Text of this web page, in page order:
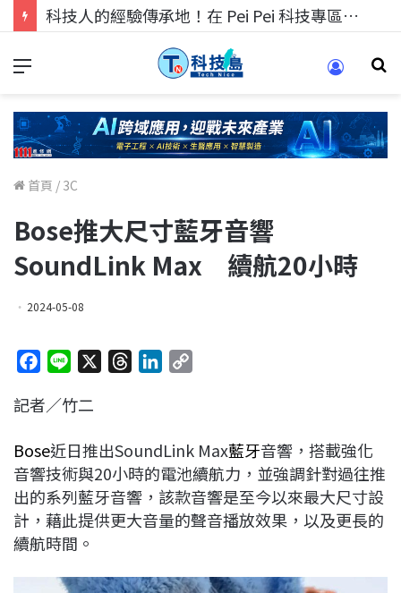
科技人找工作，就到TECH+ 科技專區!
首頁 / 3C
Bose推大尺寸藍牙音響
SoundLink Max 續航20小時
2024-05-08
c
b
o
o
k
n
a
d
s
e
d
I
n
L
i
n
k
記者／竹二
Bose近日推出SoundLink Max藍牙音響，搭載強化
音響技術與20小時的電池續航力，並強調針對過往推
出的系列藍牙音響，該款音響是至今以來最大尺寸設
計，藉此提供更大音量的聲音播放效果，以及更長的
續航時間。